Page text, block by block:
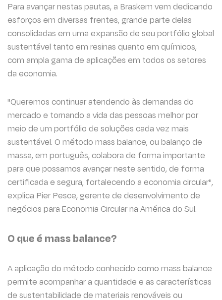
Para avançar nestas pautas, a Braskem vem dedicando
esforços em diversas frentes, grande parte delas
consolidadas em uma expansão de seu portfólio global
sustentável tanto em resinas quanto em químicos,
com ampla gama de aplicações em todos os setores
da economia.
"Queremos continuar atendendo às demandas do
mercado e tornando a vida das pessoas melhor por
meio de um portfólio de soluções cada vez mais
sustentável. O método mass balance, ou balanço de
massa, em português, colabora de forma importante
para que possamos avançar neste sentido, de forma
certificada e segura, fortalecendo a economia circular",
explica Pier Pesce, gerente de desenvolvimento de
negócios para Economia Circular na América do Sul.
O que é mass balance?
A aplicação do método conhecido como mass balance
permite acompanhar a quantidade e as características
de sustentabilidade de materiais renováveis ou